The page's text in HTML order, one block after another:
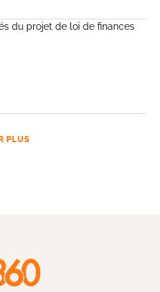
du projet de loi de finances
PLUS